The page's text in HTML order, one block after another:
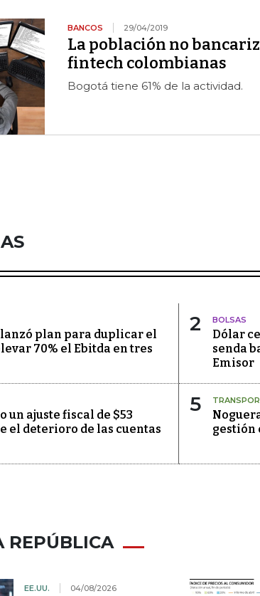
BANCOS 29/04/2019
La población no
fintech colombianas
Bogotá tiene 61% de la actividad.
plan para duplicar el
70% el Ebitda en tres
2 BOLSAS
Dólar
senda
Emisor
un ajuste fiscal de $53
el deterioro de las cuentas
5
gestión
REPÚBLICA
EE.UU. 04/08/2026